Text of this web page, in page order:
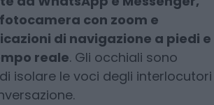
con zoom e
di navigazione a piedi e
reale. Gli occhiali sono
isolare le voci degli interlocutori